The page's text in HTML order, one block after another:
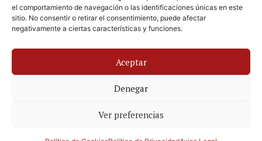
el comportamiento de navegación o las identificaciones únicas en este
sitio. No consentir o retirar el consentimiento, puede afectar
negativamente a ciertas características y funciones.
Aceptar
Denegar
Ver preferencias
Aviso Legal
Política de Privacidad
Política de Cookies
Developed byLevenant